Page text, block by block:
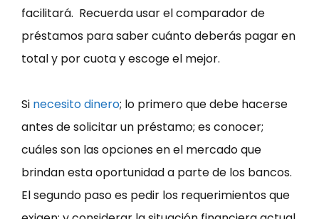
facilitará. Recuerda usar el comparador de
préstamos para saber cuánto deberás pagar en
total y por cuota y escoge el mejor.
Si necesito dinero; lo primero que debe hacerse
antes de solicitar un préstamo; es conocer;
cuáles son las opciones en el mercado que
brindan esta oportunidad a parte de los bancos.
El segundo paso es pedir los requerimientos que